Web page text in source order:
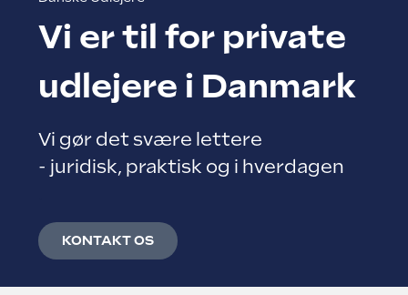
Vi er til for private
udlejere i Danmark
Vi gør det svære lettere
- juridisk, praktisk og i hverdagen
KONTAKT OS
Struer Grundejerforening
Udlejerforeningen Midtvest
Viborg Udlejerforening
Udlejerforeningen Vestfyn
Vejle Grundejerforening